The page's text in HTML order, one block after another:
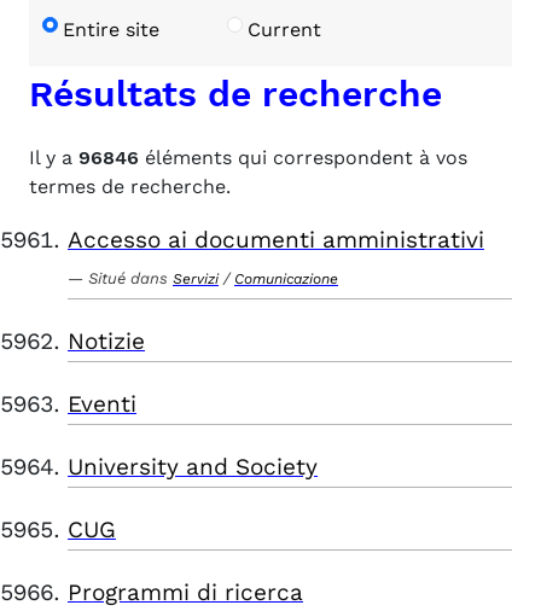
Entire site Current
Résultats de recherche
Il y a 96846 éléments qui correspondent à vos
termes de recherche.
Accesso ai documenti amministrativi
Situé dans Servizi / Comunicazione
Notizie
Eventi
University and Society
CUG
Programmi di ricerca